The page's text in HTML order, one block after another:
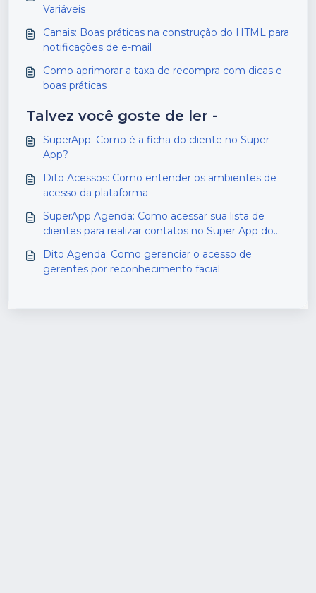
Variáveis
Canais: Boas práticas na construção do HTML para
notificações de e-mail
Como aprimorar a taxa de recompra com dicas e
boas práticas
Talvez você goste de ler -
SuperApp: Como é a ficha do cliente no Super
App?
Dito Acessos: Como entender os ambientes de
acesso da plataforma
SuperApp Agenda: Como acessar sua lista de
clientes para realizar contatos no Super App do
Dito Agenda: Como gerenciar o acesso de
gerentes por reconhecimento facial